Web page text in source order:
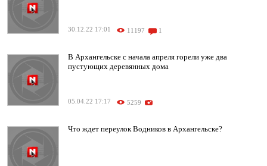
30.12.22 17:01 11197 1
В Архангельске с начала апреля горели уже два
пустующих деревянных дома
05.04.22 17:17 5259
Что ждет переулок Водников в Архангельске?